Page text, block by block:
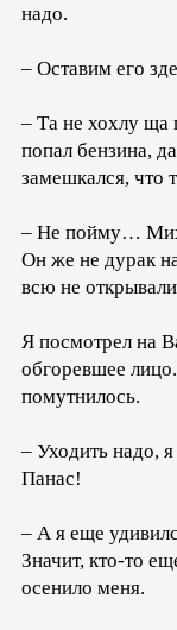
надо.
– Оставим его
– Та не хохлу ща
попал бензина,
замешкался, что
– Не пойму…
Он же не дурак
всю не
Я посмотрел на
обгоревшее
помутнилось.
– Уходить надо,
Панас!
– А я еще
Значит, кто-то
осенило меня.